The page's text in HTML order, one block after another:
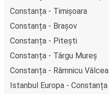
Constanța - Timișoara
Constanța - Brașov
Constanța - Pitești
Constanța - Târgu Mureș
Constanța - Râmnicu Vâlcea
Istanbul Europa - Constanța